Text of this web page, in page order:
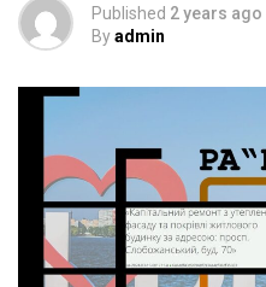
Published 2 years ago
Byadmin